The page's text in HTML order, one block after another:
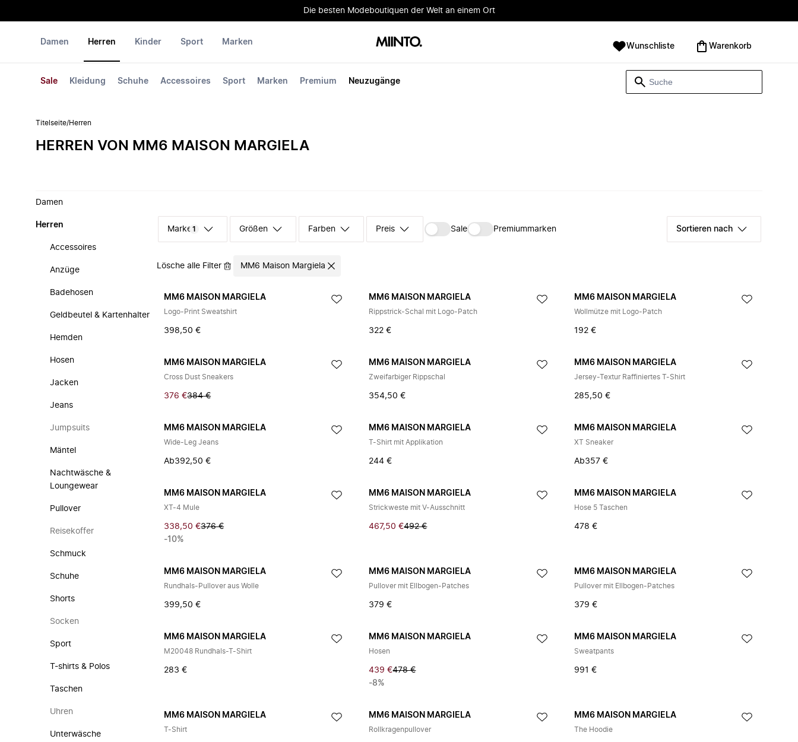
Die besten Modeboutiquen der Welt an einem Ort
Damen Herren
Sale Kleidung Schuhe Accessoires Sport Marken Premium Neuzugänge
Kinder Sport Marken Wunschliste Warenkorb
Titelseite/Herren
HERREN VON MM6 MAISON MARGIELA
Damen
Herren
Accessoires
Anzüge
Badehosen
Geldbeutel & Kartenhalter
Hemden
Hosen
Jacken
Jeans
Jumpsuits
Mäntel
Nachtwäsche &
Loungewear
Pullover
Reisekoffer
Schmuck
Schuhe
Shorts
Socken
Sport
T-shirts & Polos
Taschen
Uhren
Unterwäsche
Marke 1 Größen Farben Preis Sale Premiummarken Sortieren nach
Lösche alle Filter MM6 Maison Margiela
MM6 MAISON MARGIELA
Logo-Print Sweatshirt
398,50 €
MM6 MAISON MARGIELA
Rippstrick-Schal mit Logo-Patch
322 €
MM6 MAISON MARGIELA
Wollmütze mit Logo-Patch
192 €
MM6 MAISON MARGIELA
Cross Dust Sneakers
376 €384 €
MM6 MAISON MARGIELA
Zweifarbiger Rippschal
354,50 €
MM6 MAISON MARGIELA
Jersey-Textur Raffiniertes T-Shirt
285,50 €
MM6 MAISON MARGIELA
Wide-Leg Jeans
Ab392,50 €
MM6 MAISON MARGIELA
T-Shirt mit Applikation
244 €
MM6 MAISON MARGIELA
XT Sneaker
Ab357 €
MM6 MAISON MARGIELA
XT-4 Mule
338,50 €376 €
-10%
MM6 MAISON MARGIELA
Strickweste mit V-Ausschnitt
467,50 €492 €
MM6 MAISON MARGIELA
Hose 5 Taschen
478 €
MM6 MAISON MARGIELA
Rundhals-Pullover aus Wolle
399,50 €
MM6 MAISON MARGIELA
Pullover mit Ellbogen-Patches
379 €
MM6 MAISON MARGIELA
Pullover mit Ellbogen-Patches
379 €
MM6 MAISON MARGIELA
M20048 Rundhals-T-Shirt
283 €
MM6 MAISON MARGIELA
Hosen
439 €478 €
-8%
MM6 MAISON MARGIELA
Sweatpants
991 €
MM6 MAISON MARGIELA
T-Shirt
MM6 MAISON MARGIELA
Rollkragenpullover
MM6 MAISON MARGIELA
The Hoodie